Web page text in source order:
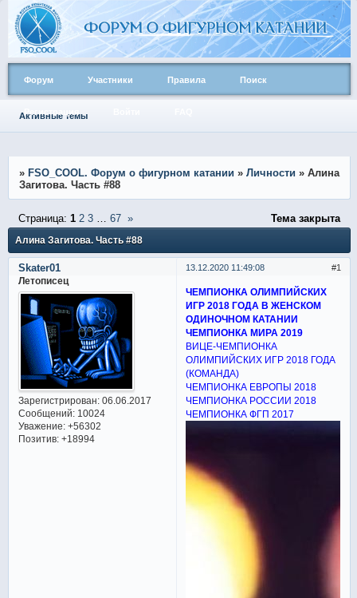
Форум Участники Правила Поиск
Активные темы
» FSO_COOL. Форум о фигурном катании » Личности » Алина
Загитова. Часть #88
Алина Загитова. Часть #88
Страница: 1 2 3 67 » Тема закрыта
1
13.12.2020 11:49:08
Skater01
Летописец
Зарегистрирован: 06.06.2017
Сообщений:10024
Уважение: +56302
Позитив: +18994
ЧЕМПИОНКА ОЛИМПИЙСКИХ
ИГР 2018 ГОДА В ЖЕНСКОМ
ОДИНОЧНОМ КАТАНИИ
ЧЕМПИОНКА МИРА 2019
ВИЦЕ-ЧЕМПИОНКА
ОЛИМПИЙСКИХ ИГР 2018 ГОДА
(КОМАНДА)
ЧЕМПИОНКА ЕВРОПЫ 2018
ЧЕМПИОНКА РОССИИ 2018
ЧЕМПИОНКА ФГП 2017